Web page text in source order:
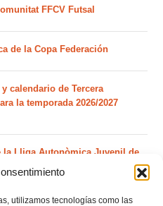
utilizamos tecnologías como las
FFCV Futsal
de la Copa Federación
calendario de Tercera
la temporada 2026/2027
la Lliga Autonòmica Juvenil de
2026/2027